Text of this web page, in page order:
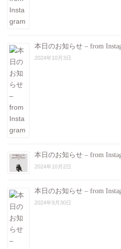
本日のお知らせ – from
2024年10月3日
本日のお知らせ – from
2024年10月2日
本日のお知らせ – from
2024年9月30日